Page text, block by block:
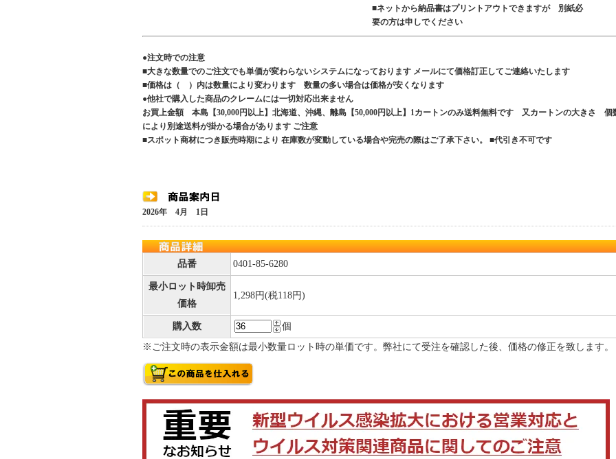
■ネットから納品書はプリントアウトできますが 別紙必
要の方は申しでください
●注文時での注意
■大きな数量でのご注文でも単価が変わらないシステムになっております メールにて価格訂正してご連絡いたします
■価格は（ ）内は数量により変わります 数量の多い場合は価格が安くなります
●他社で購入した商品のクレームには一切対応出来ません
お買上金額 本島【30,000円以上】北海道、沖縄、離島【50,000円以上】1カートンのみ送料無料です 又カートンの大きさ 個
により別途送料が掛かる場合があります ご注意
■スポット商材につき販売時期により 在庫数が変動している場合や完売の際はご了承下さい。 ■代引き不可です
2026年 4月 1日
品番 0401-85-6280
最小ロット時卸売
価格
1,298円(税118円)
購入数
個
※ご注文時の表示金額は最小数量ロット時の単価です。弊社にて受注を確認した後、価格の修正を致します。